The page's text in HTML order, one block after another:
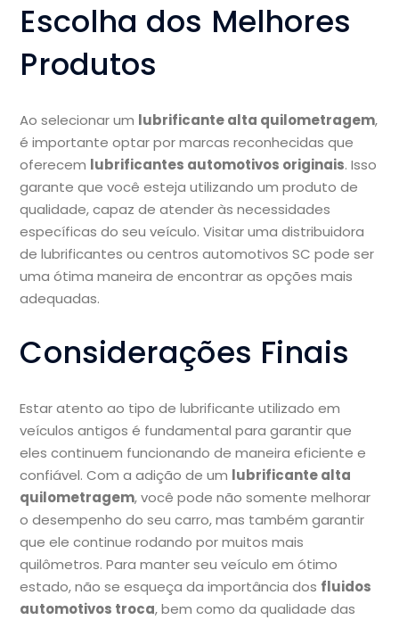
Escolha dos Melhores
Produtos
Ao selecionar um lubrificante alta quilometragem,
é importante optar por marcas reconhecidas que
oferecem lubrificantes automotivos originais. Isso
garante que você esteja utilizando um produto de
qualidade, capaz de atender às necessidades
específicas do seu veículo. Visitar uma distribuidora
de lubrificantes ou centros automotivos SC pode ser
uma ótima maneira de encontrar as opções mais
adequadas.
Considerações Finais
Estar atento ao tipo de lubrificante utilizado em
veículos antigos é fundamental para garantir que
eles continuem funcionando de maneira eficiente e
confiável. Com a adição de um lubrificante alta
quilometragem, você pode não somente melhorar
o desempenho do seu carro, mas também garantir
que ele continue rodando por muitos mais
quilômetros. Para manter seu veículo em ótimo
estado, não se esqueça da importância dos fluidos
automotivos troca, bem como da qualidade das